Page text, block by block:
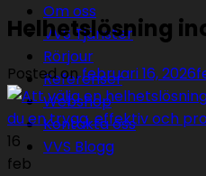
Om oss
VVS Tjänster
Rörjour
Referenser
Webshop
Kontakta oss
VVS Blogg
Helhetslösning
Posted onfebruari 16, 2026
16
feb